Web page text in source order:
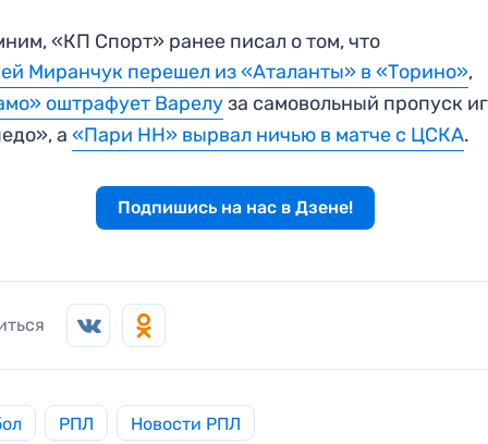
«КП Спорт» ранее писал о том, что
Миранчук перешел из «Аталанты» в «Торино»,
оштрафует Варелуза самовольный пропуск
а«Пари НН» вырвал ничью в матче с ЦСКА.
Подпишись на нас в Дзене!
РПЛ Новости РПЛ